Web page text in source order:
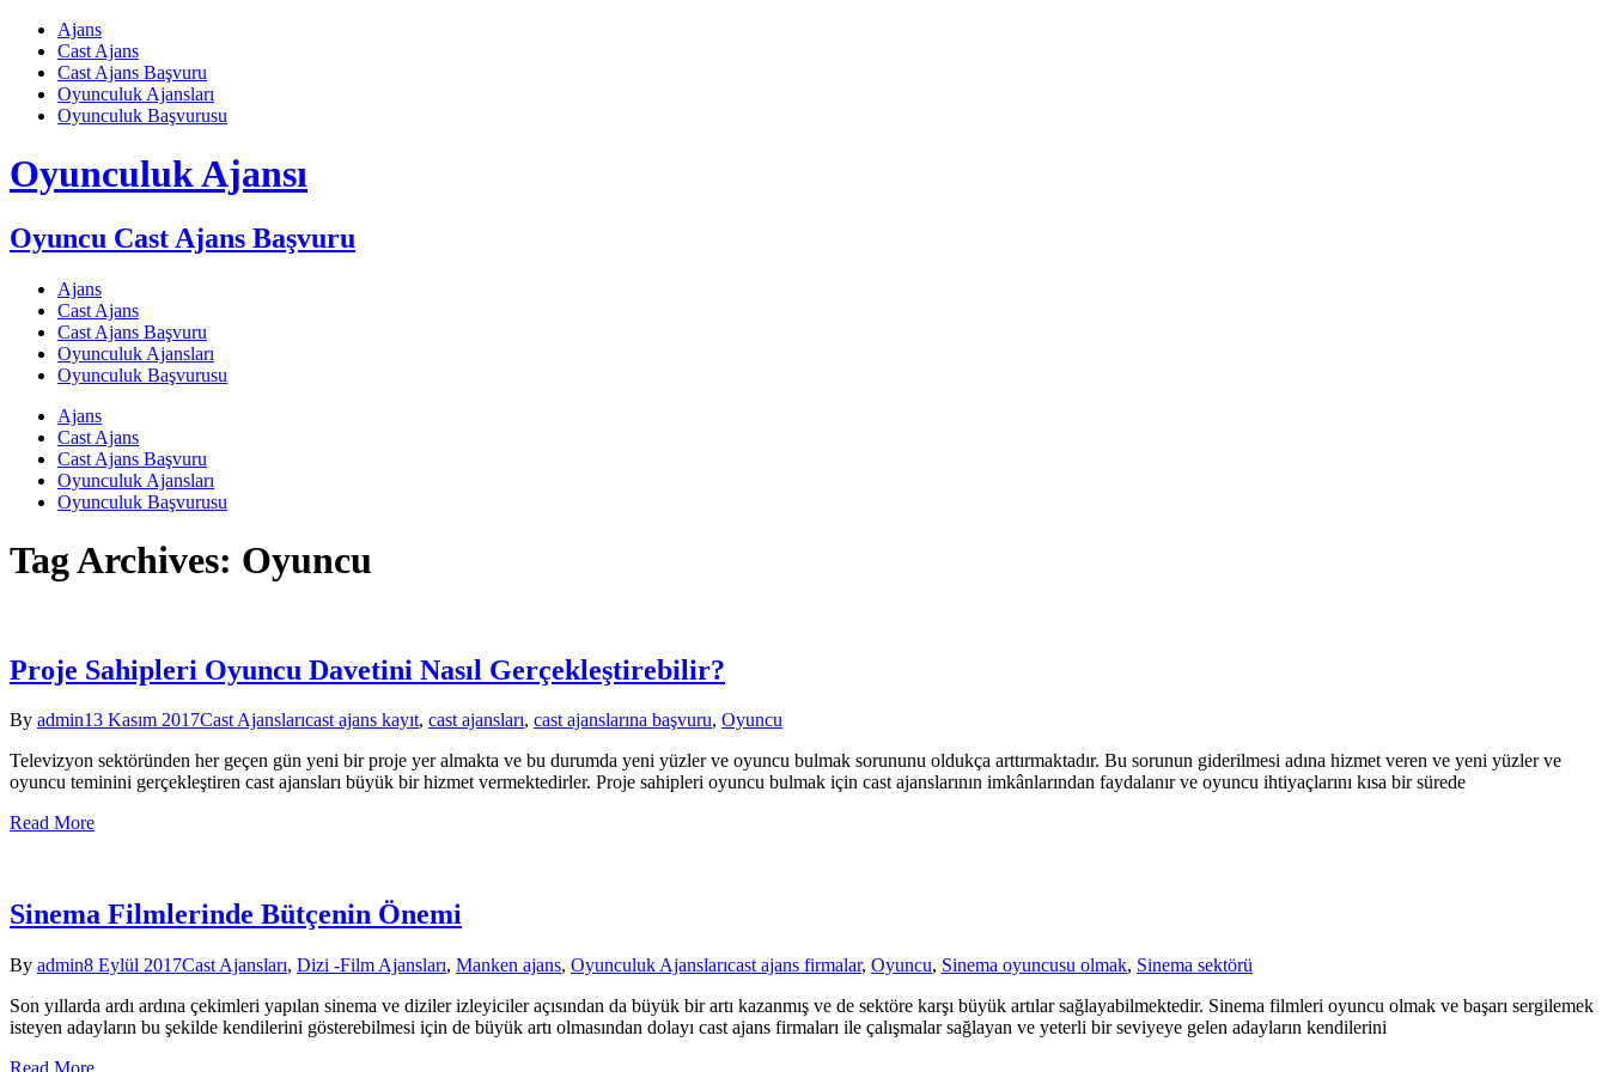
Skip
content
Ajans
Cast Ajans
Cast Ajans Başvuru
Oyunculuk Ajansları
Oyunculuk Başvurusu
Oyunculuk Ajansı
Oyuncu Cast Ajans Başvuru
Ajans
Cast Ajans
Cast Ajans Başvuru
Oyunculuk Ajansları
Oyunculuk Başvurusu
Ajans
Cast Ajans
Cast Ajans Başvuru
Oyunculuk Ajansları
Oyunculuk Başvurusu
Tag Archives: Oyuncu
Proje Sahipleri Oyuncu Davetini Nasıl Gerçekleştirebilir?
By admin13 Kasım 2017Cast Ajanslarıcast ajans kayıt, cast ajansları, cast ajanslarına başvuru, Oyuncu
Televizyon sektöründen her geçen gün yeni bir proje yer almakta ve bu durumda yeni yüzler ve oyuncu bulmak sorununu oldukça arttırmaktadır. Bu sorunun giderilmesi adına hizmet veren ve yeni yüzler ve
oyuncu teminini gerçekleştiren cast ajansları büyük bir hizmet vermektedirler. Proje sahipleri oyuncu bulmak için cast ajanslarının imkânlarından faydalanır ve oyuncu ihtiyaçlarını kısa bir sürede
Read More
Sinema Filmlerinde Bütçenin Önemi
By admin8 Eylül 2017Cast Ajansları, Dizi -Film Ajansları, Manken ajans, Oyunculuk Ajanslarıcast ajans firmalar, Oyuncu, Sinema oyuncusu olmak, Sinema sektörü
Son yıllarda ardı ardına çekimleri yapılan sinema ve diziler izleyiciler açısından da büyük bir artı kazanmış ve de sektöre karşı büyük artılar sağlayabilmektedir. Sinema filmleri oyuncu olmak ve başarı sergilemek
isteyen adayların bu şekilde kendilerini gösterebilmesi için de büyük artı olmasından dolayı cast ajans firmaları ile çalışmalar sağlayan ve yeterli bir seviyeye gelen adayların kendilerini